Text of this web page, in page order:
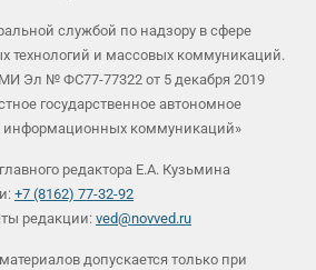
службой по надзору в сфере
технологий и массовых коммуникаций.
Эл № ФС77-77322 от 5 декабря 2019
государственное автономное
информационных коммуникаций»
редактора Е.А. Кузьмина
+7 (8162) 77-32-92
редакции: ved@novved.ru
допускается только при